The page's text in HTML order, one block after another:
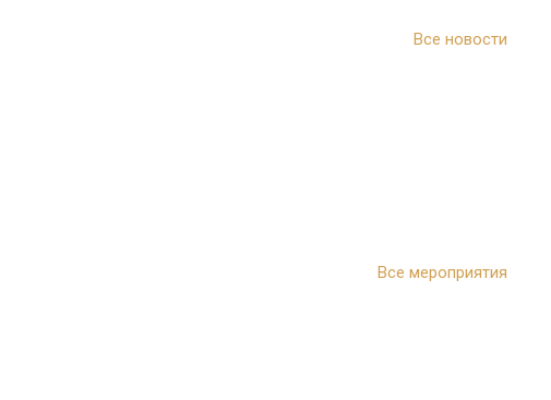
Все новости
Все мероприятия